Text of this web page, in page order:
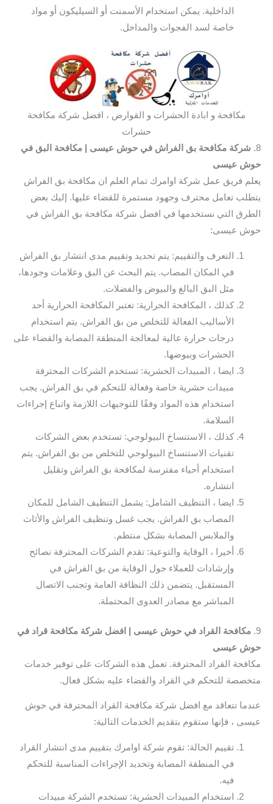
الداخلية. يمكن استخدام الأسمنت أو السيليكون أو مواد
خاصة لسد الفجوات والمداخل.
مكافحة و ابادة الحشرات و القوارض ، افضل شركة مكافحة
حشرات
8. شركة مكافحة بق الفراش في حوش عيسى
| مكافحة البق في
حوش عيسى
يعلم فريق عمل شركة اوامرك تمام العلم ان مكافحة بق الفراش
يتطلب تعامل محترف وجهود مستمرة للقضاء عليها. إليك بعض
الطرق التي نستخدمها في افضل شركة مكافحة بق الفراش في
حوش عيسى:
التعرف والتقييم: يتم تحديد وتقييم مدى انتشار بق الفراش
في المكان المصاب. يتم البحث عن البق وعلامات وجودها،
مثل البق البالغ والبيوض والفضلات.
كذلك ، المكافحة الحرارية: تعتبر المكافحة الحرارية أحد
الأساليب الفعالة للتخلص من بق الفراش. يتم استخدام
درجات حرارة عالية لمعالجة المنطقة المصابة والقضاء على
الحشرات وبيوضها.
ايضا ، المبيدات الحشرية: تستخدم الشركات المحترفة
مبيدات حشرية خاصة وفعالة للتحكم في بق الفراش. يجب
استخدام هذه المواد وفقًا للتوجيهات اللازمة واتباع إجراءات
السلامة.
كذلك ، الاستنساخ البيولوجي: تستخدم بعض الشركات
تقنيات الاستنساخ البيولوجي للتخلص من بق الفراش. يتم
استخدام أحياء مفترسة لمكافحة بق الفراش وتقليل
انتشاره.
ايضا ، التنظيف الشامل: يشمل التنظيف الشامل للمكان
المصاب بق الفراش. يجب غسل وتنظيف الفراش والأثاث
والملابس المصابة بشكل منتظم.
أخيرا ، الوقاية والتوعية: تقدم الشركات المحترفة نصائح
وإرشادات للعملاء حول الوقاية من بق الفراش في
المستقبل. يتضمن ذلك النظافة العامة وتجنب الاتصال
المباشر مع مصادر العدوى المحتملة.
9. مكافحة القراد في حوش عيسى | افضل شركة مكافحة قراد في
حوش عيسى
مكافحة القراد المحترفة. تعمل هذه الشركات على توفير خدمات
متخصصة للتحكم في القراد والقضاء عليه بشكل فعال.
عندما تتعاقد مع افضل شركة مكافحة القراد المحترفة في حوش
عيسى ، فإنها ستقوم بتقديم الخدمات التالية:
تقييم الحالة: تقوم شركة اوامرك بتقييم مدى انتشار القراد
في المنطقة المصابة وتحديد الإجراءات المناسبة للتحكم
فيه.
استخدام المبيدات الحشرية: تستخدم الشركة مبيدات